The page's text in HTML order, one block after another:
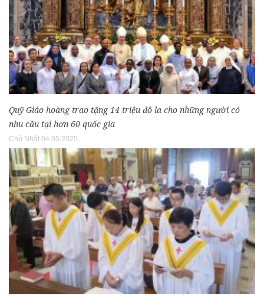
Quỹ Giáo hoàng trao tặng 14 triệu đô la cho những người có
nhu cầu tại hơn 60 quốc gia
Chủ Nhật 04.05.2025